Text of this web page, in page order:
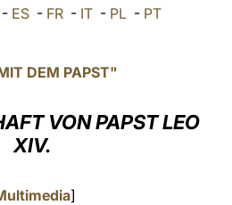
POLSKI
中文
- ES - FR - IT - PL - PT
DEM PAPST"
VON PAPST LEO
XIV.
]